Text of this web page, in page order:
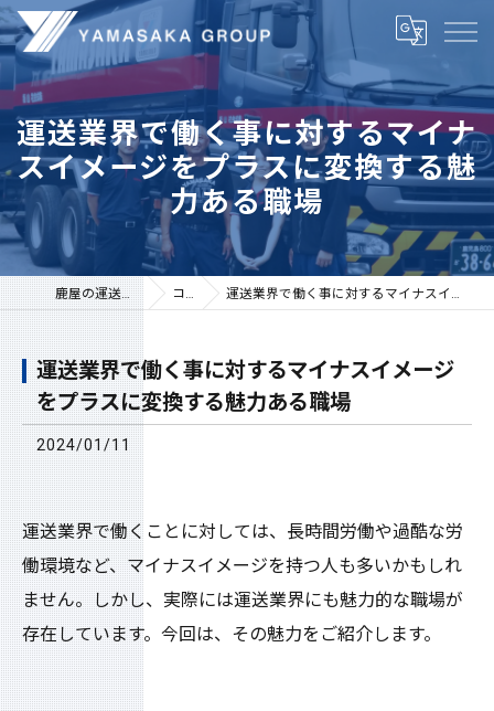
運送業界で働く事に対するマイナ
スイメージをプラスに変換する魅
力ある職場
鹿屋の運送は株式会社山坂 コラム 運送業界で働く事に対するマイナスイメージをプラスに変換する魅力ある職場
運送業界で働く事に対するマイナスイメージ
をプラスに変換する魅力ある職場
2024/01/11
運送業界で働くことに対しては、長時間労働や過酷な労
働環境など、マイナスイメージを持つ人も多いかもしれ
ません。しかし、実際には運送業界にも魅力的な職場が
存在しています。今回は、その魅力をご紹介します。